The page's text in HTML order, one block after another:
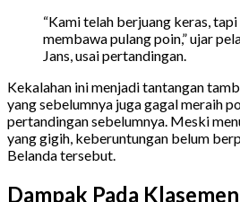
“Kami telah berjuang keras,
membawa pulang poin,” ujar
Jans, usai pertandingan.
Kekalahan ini menjadi tantangan
yang sebelumnya juga gagal meraih
pertandingan sebelumnya. Meski
yang gigih, keberuntungan belum
Belanda tersebut.
Dampak Pada